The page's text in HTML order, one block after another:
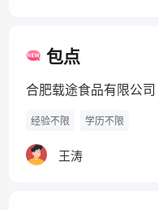
包点
合肥载途食品有限公司
经验不限 学历不限
王涛